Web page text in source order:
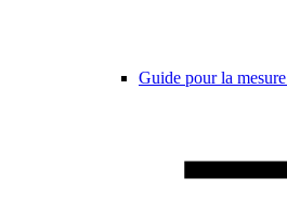
Guide pour la